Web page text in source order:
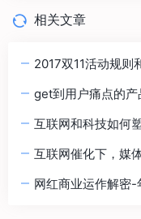
相关文章
2017双11活动规则
get到用户痛点的产
互联网和科技如何
互联网催化下，媒
网红商业运作解密-